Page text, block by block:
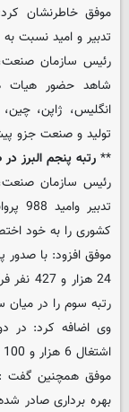
موفق خاطرنشان
تدبیر و امید نسبت به دوره
رئیس سازمان
شاهد حضور هیات
انگلیس، ژاپن،
تولید و صنعت جزو
** رتبه پنجم البرز
رئیس سازمان
کشوری را به خود
موفق افزود: با صدور
24
رتبه سوم را در
اشتغال 6 هزار و 100 نفر صادر شده است.
موفق همچنین گفت :